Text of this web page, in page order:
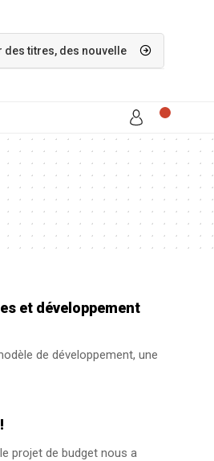
et développement
de développement, une
projet de budget nous a